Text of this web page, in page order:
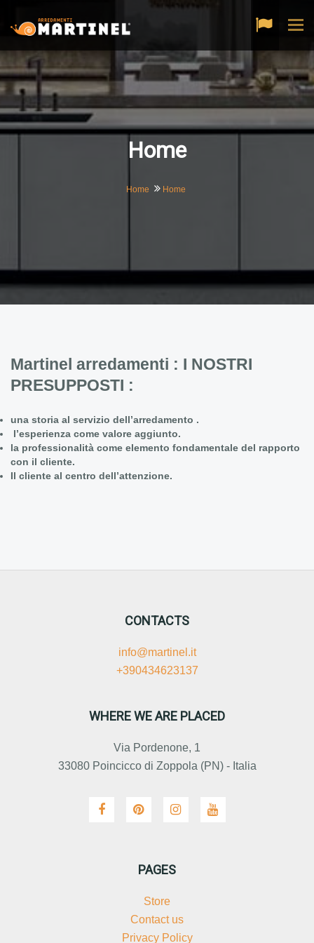
Home
Home Home
Martinel arredamenti : I NOSTRI
PRESUPPOSTI :
una storia al servizio dell’arredamento .
l’esperienza come valore aggiunto.
la professionalità come elemento fondamentale del rapporto
con il cliente.
Il cliente al centro dell’attenzione.
CONTACTS
info@martinel.it
+390434623137
WHERE WE ARE PLACED
Via Pordenone, 1
33080 Poincicco di Zoppola (PN) - Italia
PAGES
Store
Contact us
Privacy Policy